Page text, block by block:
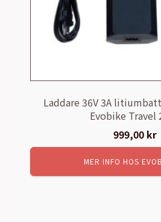
Laddare 36V 3A
Evobike Travel
999,00 kr
MER INFO HOS